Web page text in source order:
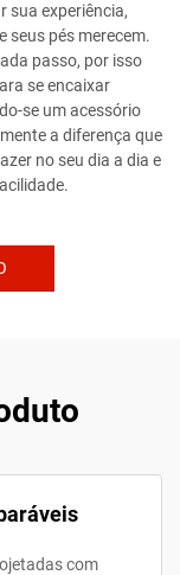
sua experiência,
seus pés merecem.
passo, por isso
se encaixar
se um acessório
a diferença que
no seu dia a dia e
com